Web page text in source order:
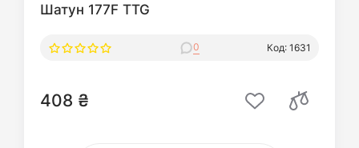
Шатун 177F TTG
0 Код: 1631
408 ₴